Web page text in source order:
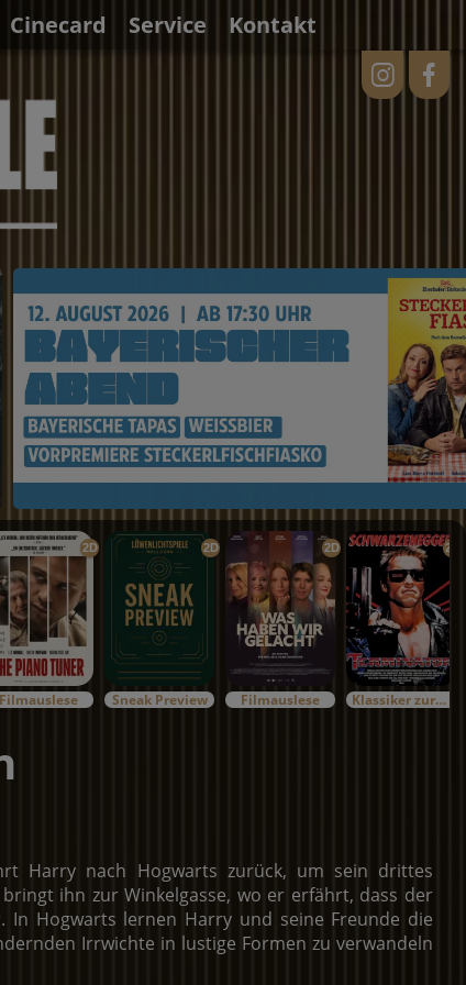
Cinecard Service Kontakt
2D
Filmauslese
2D
Sneak Preview
2D
Filmauslese
2D
Klassiker zurück im Kino
Harry nach Hogwarts zurück, um sein drittes
ihn zur Winkelgasse, wo er erfährt, dass der
Hogwarts lernen Harry und seine Freunde die
Irrwichte in lustige Formen zu verwandeln